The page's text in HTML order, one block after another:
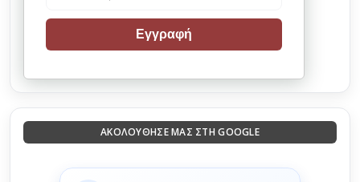
Εγγραφή
ΑΚΟΛΟΎΘΗΣΈ ΜΑΣ ΣΤΗ GOOGLE